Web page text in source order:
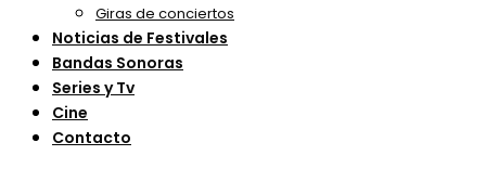
Giras de conciertos
Noticias de Festivales
Bandas Sonoras
Series y Tv
Cine
Contacto